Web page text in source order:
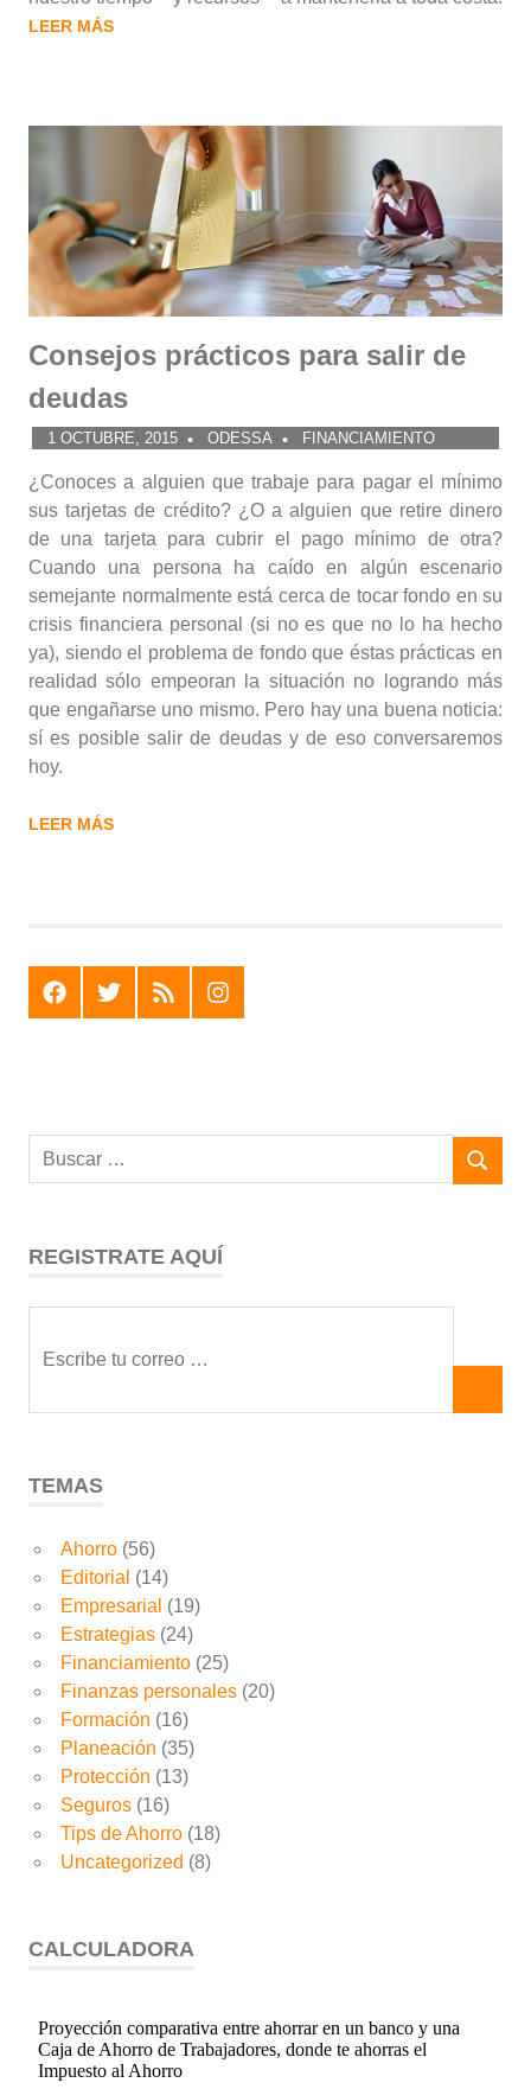
LEER MÁS
Consejos prácticos para salir de
deudas
1 OCTUBRE, 2015 ODESSA FINANCIAMIENTO
¿Conoces a alguien que trabaje para pagar el mínimo
sus tarjetas de crédito? ¿O a alguien que retire dinero
de una tarjeta para cubrir el pago mínimo de otra?
Cuando una persona ha caído en algún escenario
semejante normalmente está cerca de tocar fondo en su
crisis financiera personal (si no es que no lo ha hecho
ya), siendo el problema de fondo que éstas prácticas en
realidad sólo empeoran la situación no logrando más
que engañarse uno mismo. Pero hay una buena noticia:
sí es posible salir de deudas y de eso conversaremos
hoy.
LEER MÁS
F T R I
REGISTRATE AQUÍ
TEMAS
Ahorro(56)
Editorial (14)
Empresarial (19)
Estrategias(24)
Financiamiento(25)
Finanzas personales(20)
Formación (16)
Planeación (35)
Protección (13)
Seguros(16)
Tips de Ahorro(18)
Uncategorized (8)
CALCULADORA